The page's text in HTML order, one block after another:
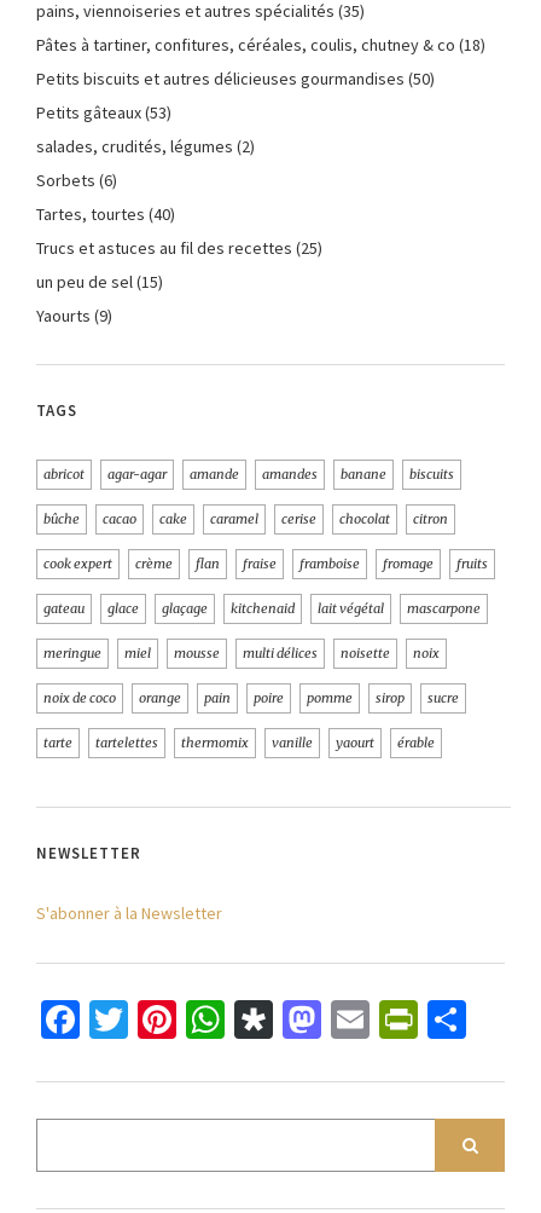
pains, viennoiseries et autres spécialités (35)
Pâtes à tartiner, confitures, céréales, coulis, chutney & co (18)
Petits biscuits et autres délicieuses gourmandises (50)
Petits gâteaux(53)
salades, crudités, légumes (2)
Sorbets (6)
Tartes, tourtes (40)
Trucs et astuces au fil des recettes (25)
un peu de sel(15)
Yaourts (9)
TAGS
abricot agar-agar amande amandes banane biscuits
bûche cacao cake caramel cerise chocolat citron
cook expert crème flan fraise framboise fromage fruits
gateau glace glaçage kitchenaid lait végétal mascarpone
meringue miel mousse multi délices noisette noix
noix de coco orange pain poire pomme sirop sucre
tarte tartelettes thermomix vanille yaourt érable
NEWSLETTER
S'abonner à la Newsletter
Facebook
Twitter
Pinterest
WhatsApp
Diaspora
Mastodon
Email